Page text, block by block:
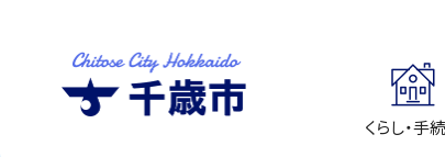
くらし・手